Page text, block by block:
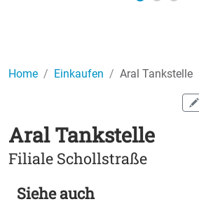
Home Einkaufen Aral Tankstelle
Aral Tankstelle
Filiale Schollstraße
Siehe auch